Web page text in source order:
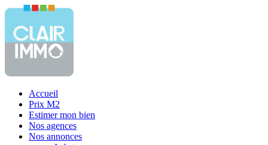
Accueil
Prix M2
Estimer mon bien
Nos agences
Nos annonces